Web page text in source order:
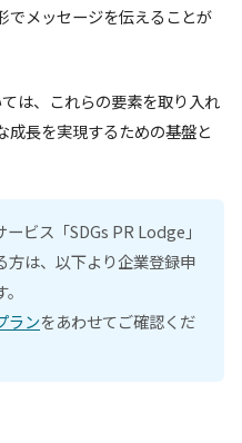
でメッセージを伝えることが
は、これらの要素を取り入れ
成長を実現するための基盤と
ビス「SDGs PR Lodge」
方は、以下より企業登録申
ランをあわせてご確認くだ